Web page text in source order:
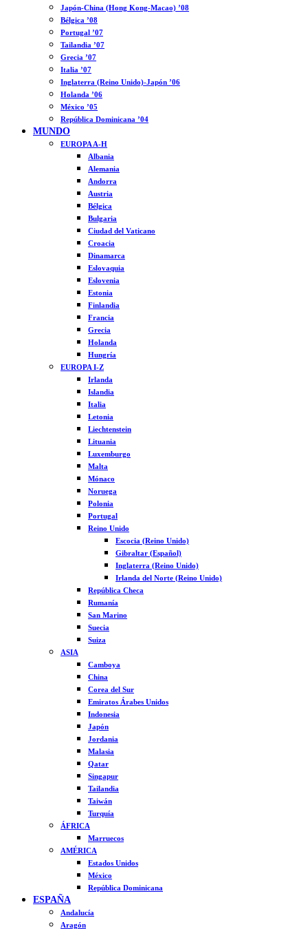
Japón-China (Hong Kong-Macao) ’08
Bélgica ’08
Portugal ’07
Tailandia ’07
Grecia ’07
Italia ’07
Inglaterra (Reino Unido)-Japón ’06
Holanda ’06
México ’05
República Dominicana ’04
MUNDO
EUROPA A-H
Albania
Alemania
Andorra
Austria
Bélgica
Bulgaria
Ciudad del Vaticano
Croacia
Dinamarca
Eslovaquia
Eslovenia
Estonia
Finlandia
Francia
Grecia
Holanda
Hungría
EUROPA I-Z
Irlanda
Islandia
Italia
Letonia
Liechtenstein
Lituania
Luxemburgo
Malta
Mónaco
Noruega
Polonia
Portugal
Reino Unido
Escocia (Reino Unido)
Gibraltar (Español)
Inglaterra (Reino Unido)
Irlanda del Norte (Reino Unido)
República Checa
Rumanía
San Marino
Suecia
Suiza
ASIA
Camboya
China
Corea del Sur
Emiratos Árabes Unidos
Indonesia
Japón
Jordania
Malasia
Qatar
Singapur
Tailandia
Taiwán
Turquía
ÁFRICA
Marruecos
AMÉRICA
Estados Unidos
México
República Dominicana
ESPAÑA
Andalucía
Aragón